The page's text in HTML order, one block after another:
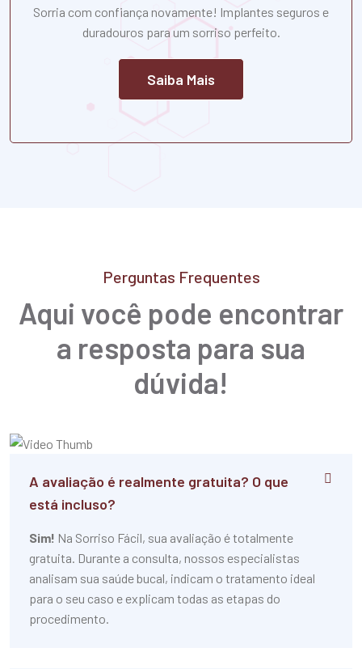
Sorria com confiança novamente! Implantes seguros e
duradouros para um sorriso perfeito.
Saiba Mais
Perguntas Frequentes
Aqui você pode encontrar
a resposta para sua
dúvida!
A avaliação é realmente gratuita? O que
está incluso?
Sim! Na Sorriso Fácil, sua avaliação é totalmente
gratuita. Durante a consulta, nossos especialistas
analisam sua saúde bucal, indicam o tratamento ideal
para o seu caso e explicam todas as etapas do
procedimento.